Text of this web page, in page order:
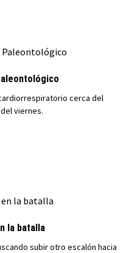
cerca del
viernes.
la batalla
subir otro escalón hacia